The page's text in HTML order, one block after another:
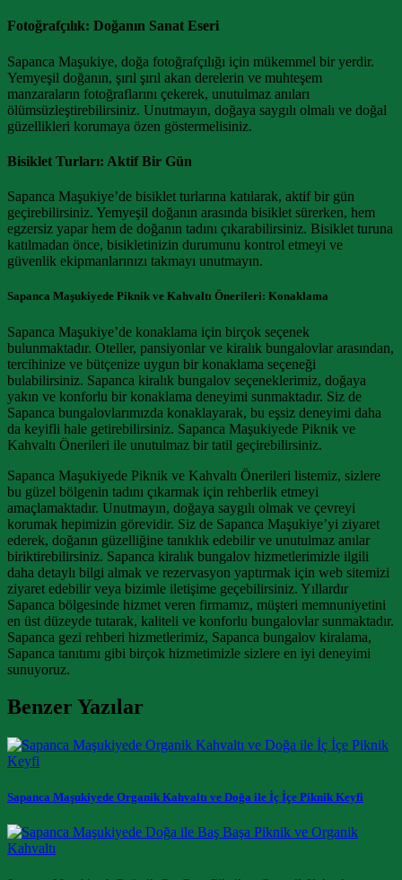
Fotoğrafçılık: Doğanın Sanat Eseri
Sapanca Maşukiye, doğa fotoğrafçılığı için mükemmel bir yerdir.
Yemyeşil doğanın, şırıl şırıl akan derelerin ve muhteşem
manzaraların fotoğraflarını çekerek, unutulmaz anıları
ölümsüzleştirebilirsiniz. Unutmayın, doğaya saygılı olmalı ve doğal
güzellikleri korumaya özen göstermelisiniz.
Bisiklet Turları: Aktif Bir Gün
Sapanca Maşukiye’de bisiklet turlarına katılarak, aktif bir gün
geçirebilirsiniz. Yemyeşil doğanın arasında bisiklet sürerken, hem
egzersiz yapar hem de doğanın tadını çıkarabilirsiniz. Bisiklet turuna
katılmadan önce, bisikletinizin durumunu kontrol etmeyi ve
güvenlik ekipmanlarınızı takmayı unutmayın.
Sapanca Maşukiyede Piknik ve Kahvaltı Önerileri: Konaklama
Sapanca Maşukiye’de konaklama için birçok seçenek
bulunmaktadır. Oteller, pansiyonlar ve kiralık bungalovlar arasından,
tercihinize ve bütçenize uygun bir konaklama seçeneği
bulabilirsiniz. Sapanca kiralık bungalov seçeneklerimiz, doğaya
yakın ve konforlu bir konaklama deneyimi sunmaktadır. Siz de
Sapanca bungalovlarımızda konaklayarak, bu eşsiz deneyimi daha
da keyifli hale getirebilirsiniz. Sapanca Maşukiyede Piknik ve
Kahvaltı Önerileri ile unutulmaz bir tatil geçirebilirsiniz.
Sapanca Maşukiyede Piknik ve Kahvaltı Önerileri listemiz, sizlere
bu güzel bölgenin tadını çıkarmak için rehberlik etmeyi
amaçlamaktadır. Unutmayın, doğaya saygılı olmak ve çevreyi
korumak hepimizin görevidir. Siz de Sapanca Maşukiye’yi ziyaret
ederek, doğanın güzelliğine tanıklık edebilir ve unutulmaz anılar
biriktirebilirsiniz. Sapanca kiralık bungalov hizmetlerimizle ilgili
daha detaylı bilgi almak ve rezervasyon yaptırmak için web sitemizi
ziyaret edebilir veya bizimle iletişime geçebilirsiniz. Yıllardır
Sapanca bölgesinde hizmet veren firmamız, müşteri memnuniyetini
en üst düzeyde tutarak, kaliteli ve konforlu bungalovlar sunmaktadır.
Sapanca gezi rehberi hizmetlerimiz, Sapanca bungalov kiralama,
Sapanca tanıtımı gibi birçok hizmetimizle sizlere en iyi deneyimi
sunuyoruz.
Benzer Yazılar
Sapanca Maşukiyede Organik Kahvaltı ve Doğa ile İç İçe Piknik Keyfi